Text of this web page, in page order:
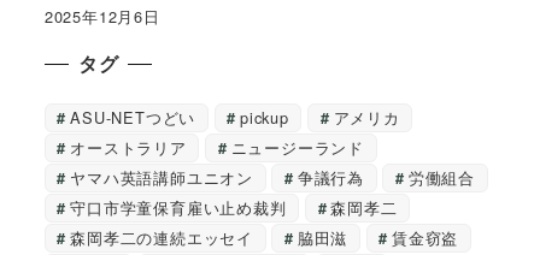
2025年12月6日
タグ
ASU-NETつどい pickup
アメリカ
オーストラリア
ニュージーランド
ヤマハ英語講師ユニオン
争議行為
労働組合
守口市学童保育雇い止め裁判
森岡孝二
森岡孝二の連続エッセイ
脇田滋
賃金窃盗